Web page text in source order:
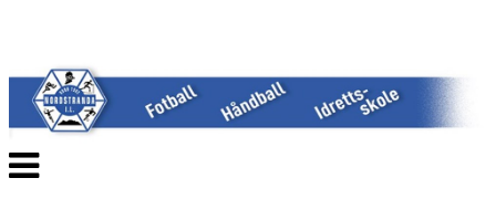
Veksle
navigasjon